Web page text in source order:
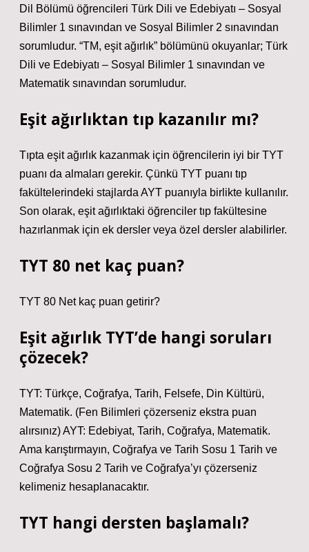
Dil Bölümü öğrencileri Türk Dili ve Edebiyatı – Sosyal
Bilimler 1 sınavından ve Sosyal Bilimler 2 sınavından
sorumludur. “TM, eşit ağırlık” bölümünü okuyanlar; Türk
Dili ve Edebiyatı – Sosyal Bilimler 1 sınavından ve
Matematik sınavından sorumludur.
Eşit ağırlıktan tıp kazanılır mı?
Tıpta eşit ağırlık kazanmak için öğrencilerin iyi bir TYT
puanı da almaları gerekir. Çünkü TYT puanı tıp
fakültelerindeki stajlarda AYT puanıyla birlikte kullanılır.
Son olarak, eşit ağırlıktaki öğrenciler tıp fakültesine
hazırlanmak için ek dersler veya özel dersler alabilirler.
TYT 80 net kaç puan?
TYT 80 Net kaç puan getirir?
Eşit ağırlık TYT’de hangi soruları
çözecek?
TYT: Türkçe, Coğrafya, Tarih, Felsefe, Din Kültürü,
Matematik. (Fen Bilimleri çözerseniz ekstra puan
alırsınız) AYT: Edebiyat, Tarih, Coğrafya, Matematik.
Ama karıştırmayın, Coğrafya ve Tarih Sosu 1 Tarih ve
Coğrafya Sosu 2 Tarih ve Coğrafya’yı çözerseniz
kelimeniz hesaplanacaktır.
TYT hangi dersten başlamalı?